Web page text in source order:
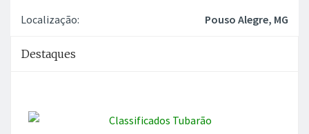
Localização: Pouso Alegre, MG
Destaques